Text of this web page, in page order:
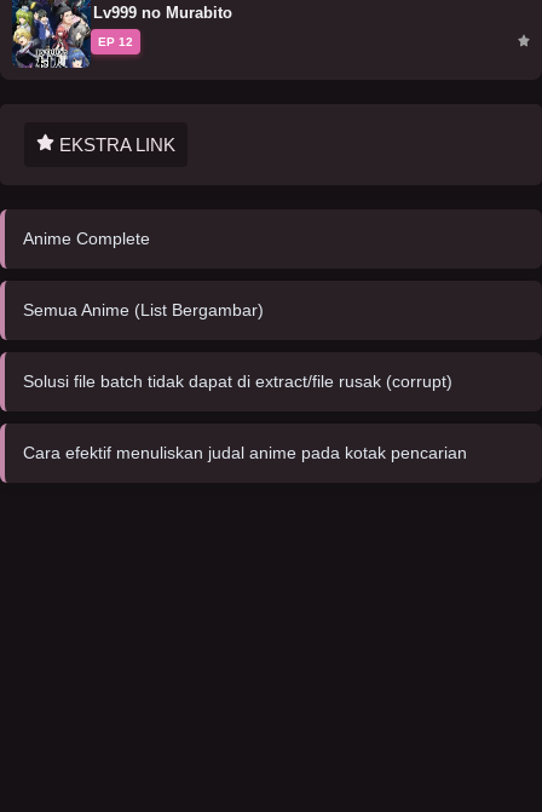
Lv999 no Murabito
EP 12
EKSTRA LINK
Anime Complete
Semua Anime (List Bergambar)
Solusi file batch tidak dapat di extract/file rusak (corrupt)
Cara efektif menuliskan judal anime pada kotak pencarian